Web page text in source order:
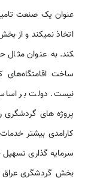
عنوان یک صنعت
کند. به عنوان
ساخت
نیست. دولت بر اساس
پروژه ­های گردشگری
کارامدی بیشتر
سرمایه گذاری
بخش گردشگری عراق